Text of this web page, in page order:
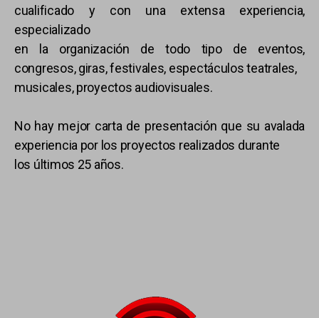
cualificado y con una extensa experiencia,
especializado
en la organización de todo tipo de eventos,
congresos, giras, festivales, espectáculos teatrales,
musicales, proyectos audiovisuales.
No hay mejor carta de presentación que su avalada
experiencia por los proyectos realizados durante
los últimos 25 años.